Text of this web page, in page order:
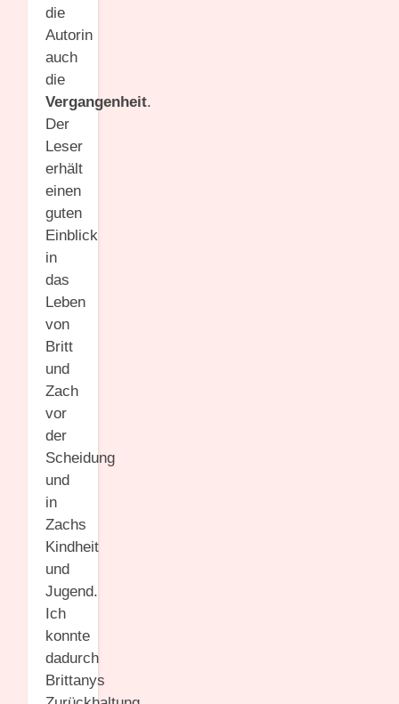
die
Autorin
auch
die
Vergangenheit.
Der
Leser
erhält
einen
guten
Einblick
in
das
Leben
von
Britt
und
Zach
vor
der
Scheidung
und
in
Zachs
Kindheit
und
Jugend.
Ich
konnte
dadurch
Brittanys